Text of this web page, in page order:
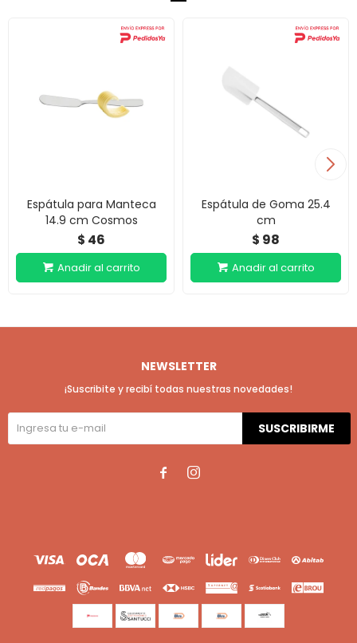
Espátula para Manteca
14.9 cm Cosmos
$ 46
Espátula de Goma 25.4
cm
$ 98
NEWSLETTER
¡Suscribite y recibí todas nuestras novedades!
SUSCRIBIRME
 